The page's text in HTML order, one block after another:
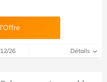
26 Détails